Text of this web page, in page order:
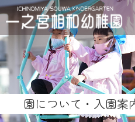
園について・入園案